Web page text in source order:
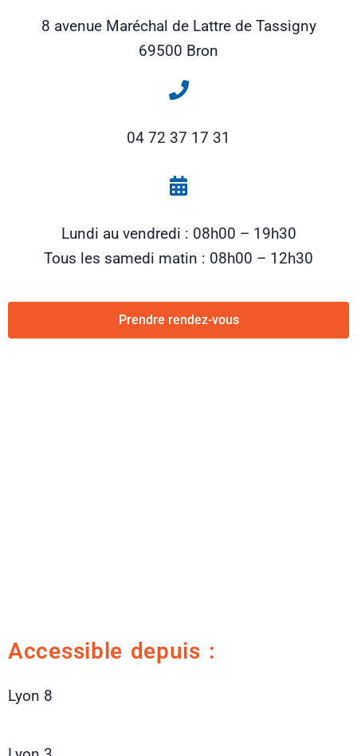
8 avenue Maréchal de Lattre de Tassigny
69500 Bron
04 72 37 17 31
Lundi au vendredi : 08h00 – 19h30
Tous les samedi matin : 08h00 – 12h30
Prendre rendez-vous
Accessible depuis :
Lyon 8